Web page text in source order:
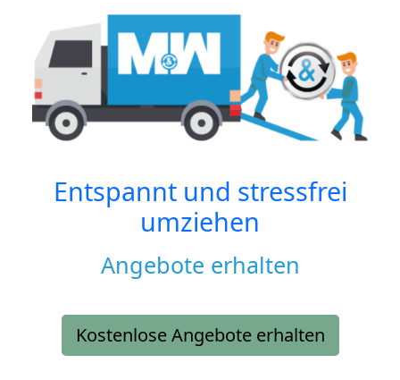
Entspannt und stressfrei
umziehen
Angebote erhalten
Kostenlose Angebote erhalten